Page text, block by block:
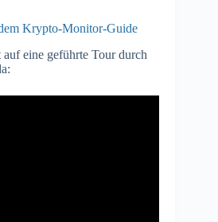
Krypto-Monitor-Guide
eine geführte Tour durch